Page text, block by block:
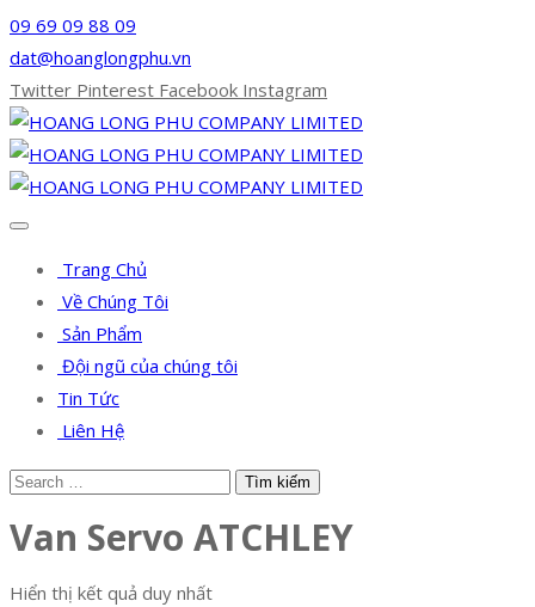
09 69 09 88 09
dat@hoanglongphu.vn
Twitter Pinterest Facebook Instagram
Trang Chủ
Về Chúng Tôi
Sản Phẩm
Đội ngũ của chúng tôi
Tin Tức
Liên Hệ
Van Servo ATCHLEY
Hiển thị kết quả duy nhất